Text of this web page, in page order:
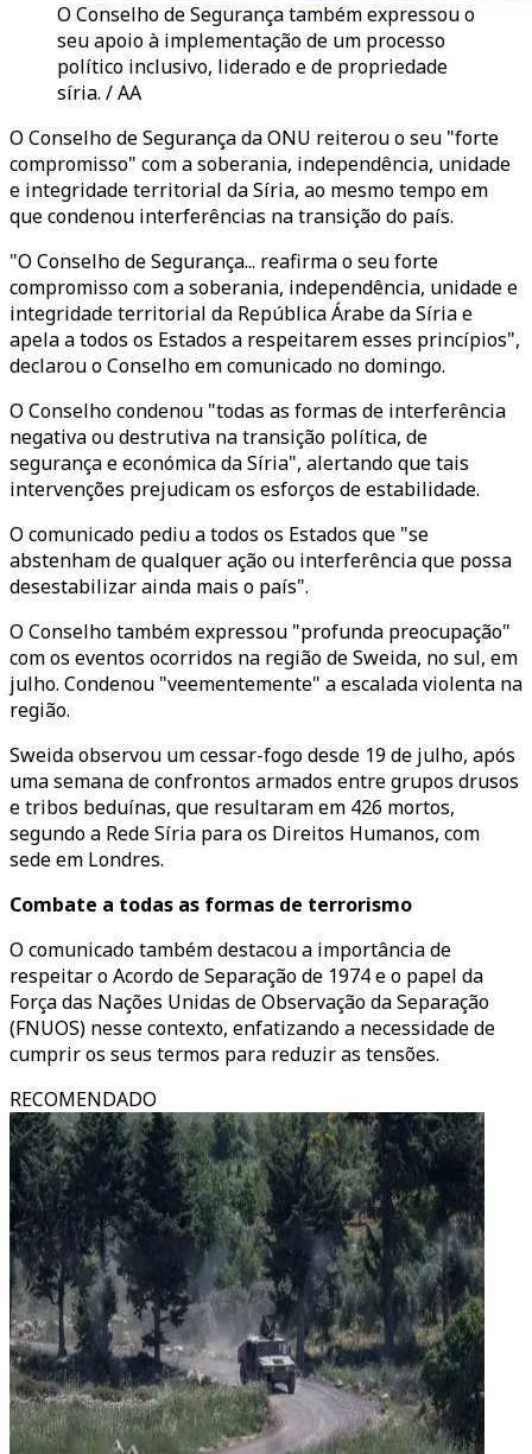
O Conselho de Segurança também expressou o
seu apoio à implementação de um processo
político inclusivo, liderado e de propriedade
síria. / AA
O Conselho de Segurança da ONU reiterou o seu "forte
compromisso" com a soberania, independência, unidade
e integridade territorial da Síria, ao mesmo tempo em
que condenou interferências na transição do país.
"O Conselho de Segurança... reafirma o seu forte
compromisso com a soberania, independência, unidade e
integridade territorial da República Árabe da Síria e
apela a todos os Estados a respeitarem esses princípios",
declarou o Conselho em comunicado no domingo.
O Conselho condenou "todas as formas de interferência
negativa ou destrutiva na transição política, de
segurança e económica da Síria", alertando que tais
intervenções prejudicam os esforços de estabilidade.
O comunicado pediu a todos os Estados que "se
abstenham de qualquer ação ou interferência que possa
desestabilizar ainda mais o país".
O Conselho também expressou "profunda preocupação"
com os eventos ocorridos na região de Sweida, no sul, em
julho. Condenou "veementemente" a escalada violenta na
região.
Sweida observou um cessar-fogo desde 19 de julho, após
uma semana de confrontos armados entre grupos drusos
e tribos beduínas, que resultaram em 426 mortos,
segundo a Rede Síria para os Direitos Humanos, com
sede em Londres.
Combate a todas as formas de terrorismo
O comunicado também destacou a importância de
respeitar o Acordo de Separação de 1974 e o papel da
Força das Nações Unidas de Observação da Separação
(FNUOS) nesse contexto, enfatizando a necessidade de
cumprir os seus termos para reduzir as tensões.
RECOMENDADO